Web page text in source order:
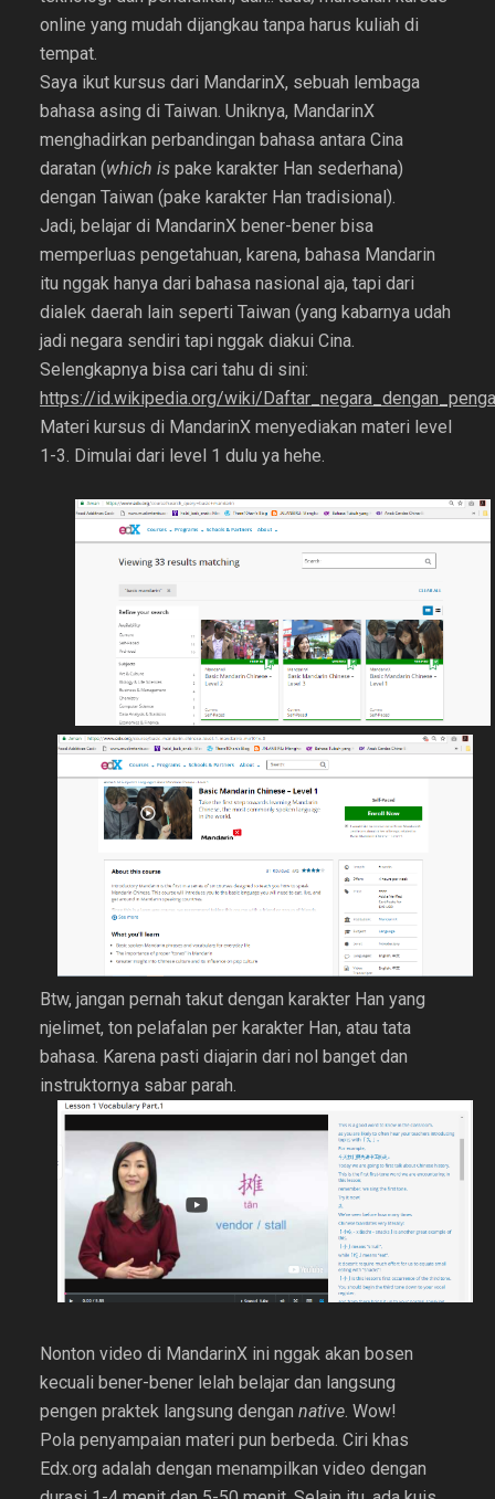
online yang mudah dijangkau tanpa harus kuliah di
tempat.
Saya ikut kursus dari MandarinX, sebuah lembaga
bahasa asing di Taiwan. Uniknya, MandarinX
menghadirkan perbandingan bahasa antara Cina
daratan (which is pake karakter Han sederhana)
dengan Taiwan (pake karakter Han tradisional).
Jadi, belajar di MandarinX bener-bener bisa
memperluas pengetahuan, karena, bahasa Mandarin
itu nggak hanya dari bahasa nasional aja, tapi dari
dialek daerah lain seperti Taiwan (yang kabarnya udah
jadi negara sendiri tapi nggak diakui Cina.
Selengkapnya bisa cari tahu di sini:
https://id.wikipedia.org/wiki/
Materi kursus di MandarinX menyediakan materi level
1-3. Dimulai dari level 1 dulu ya hehe.
Btw, jangan pernah takut dengan karakter Han yang
njelimet, ton pelafalan per karakter Han, atau tata
bahasa. Karena pasti diajarin dari nol banget dan
instruktornya sabar parah.
Nonton video di MandarinX ini nggak akan bosen
kecuali bener-bener lelah belajar dan langsung
pengen praktek langsung dengan native. Wow!
Pola penyampaian materi pun berbeda. Ciri khas
Edx.org adalah dengan menampilkan video dengan